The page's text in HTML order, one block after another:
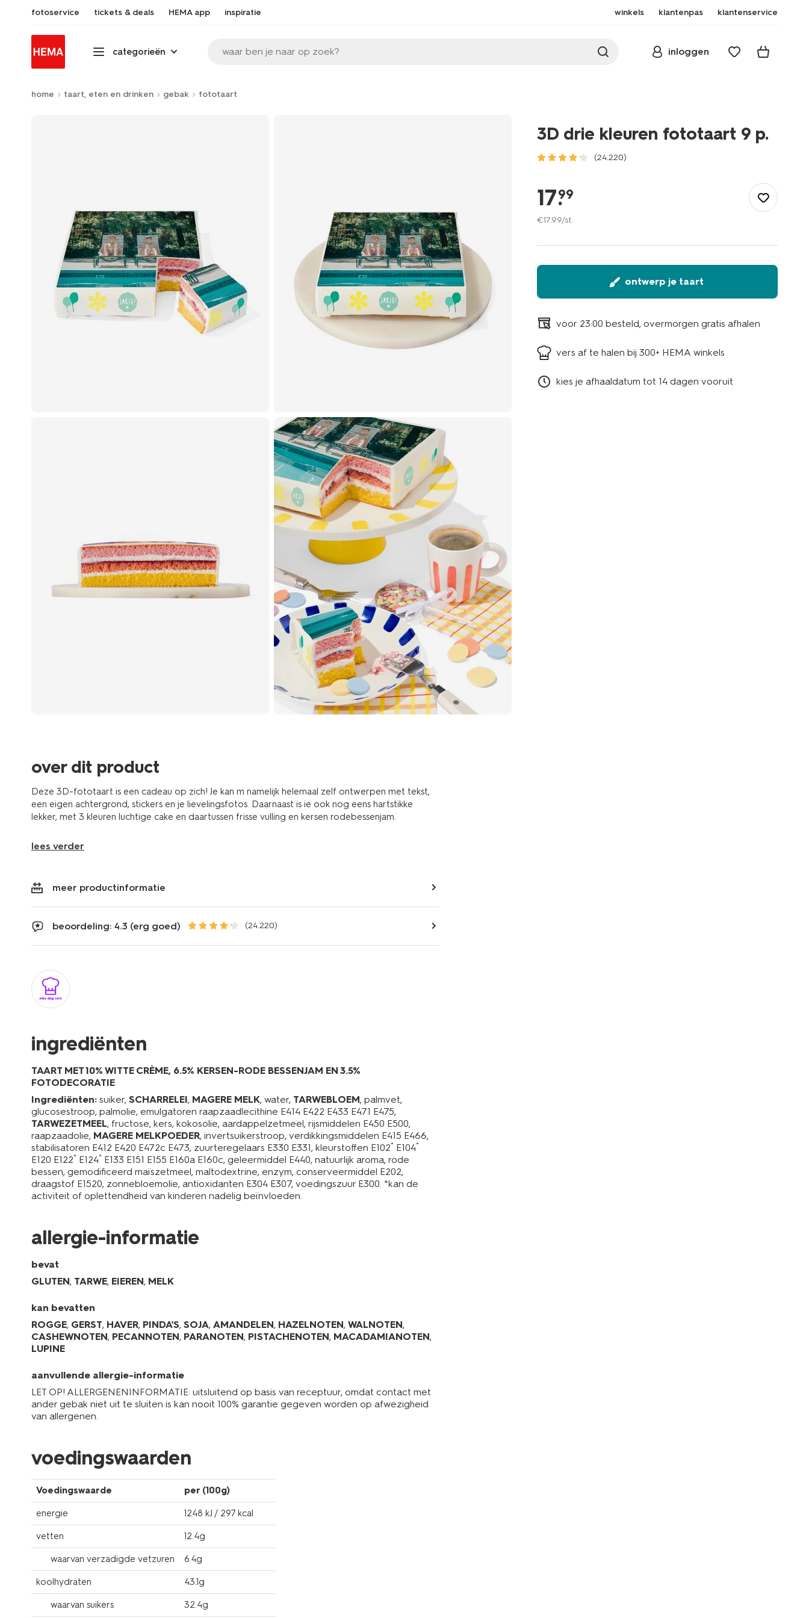
fotoservice tickets & deals HEMA app inspiratie winkels klantenpas klantenservice
categorieën waar ben je naar op zoek? inloggen
home taart, eten en drinken gebak fototaart
over dit product
Deze 3D-fototaart is een cadeau op zich! Je kan m namelijk helemaal zelf ontwerpen met tekst,
een eigen achtergrond, stickers en je lievelingsfotos. Daarnaast is ie ook nog eens hartstikke
lekker, met 3 kleuren luchtige cake en daartussen frisse vulling en kersen rodebessenjam.
lees verder
meer productinformatie
beoordeling: 4.3 (erg goed) (24.220)
ingrediënten
TAART MET 10% WITTE CRÈME, 6.5% KERSEN-RODE BESSENJAM EN 3.5%
FOTODECORATIE
Ingrediënten: suiker, SCHARRELEI, MAGERE MELK, water, TARWEBLOEM, palmvet,
glucosestroop, palmolie, emulgatoren raapzaadlecithine E414 E422 E433 E471 E475,
TARWEZETMEEL, fructose, kers, kokosolie, aardappelzetmeel, rijsmiddelen E450 E500,
raapzaadolie, MAGERE MELKPOEDER, invertsuikerstroop, verdikkingsmiddelen E415 E466,
stabilisatoren E412 E420 E472c E473, zuurteregelaars E330 E331, kleurstoffen E102* E104*
E120 E122* E124* E133 E151 E155 E160a E160c, geleermiddel E440, natuurlijk aroma, rode
bessen, gemodificeerd maïszetmeel, maltodextrine, enzym, conserveermiddel E202,
draagstof E1520, zonnebloemolie, antioxidanten E304 E307, voedingszuur E300. *kan de
activiteit of oplettendheid van kinderen nadelig beïnvloeden.
allergie-informatie
bevat
GLUTEN, TARWE, EIEREN, MELK
kan bevatten
ROGGE, GERST, HAVER, PINDA'S, SOJA, AMANDELEN, HAZELNOTEN, WALNOTEN,
CASHEWNOTEN, PECANNOTEN, PARANOTEN, PISTACHENOTEN, MACADAMIANOTEN,
LUPINE
aanvullende allergie-informatie
LET OP! ALLERGENENINFORMATIE: uitsluitend op basis van receptuur, omdat contact met
ander gebak niet uit te sluiten is kan nooit 100% garantie gegeven worden op afwezigheid
van allergenen.
voedingswaarden
Voedingswaarde per (100g)
energie 1248 kJ / 297 kcal
vetten 12.4g
waarvan verzadigde vetzuren 6.4g
koolhydraten 43.1g
waarvan suikers 32.4g
3D drie kleuren fototaart 9 p.
(24.220)
drie-
fototaart-
17.
99
€17.99/st.
ontwerp je taart
voor 23:00 besteld, overmorgen gratis afhalen
vers af te halen bij 300+ HEMA winkels
kies je afhaaldatum tot 14 dagen vooruit